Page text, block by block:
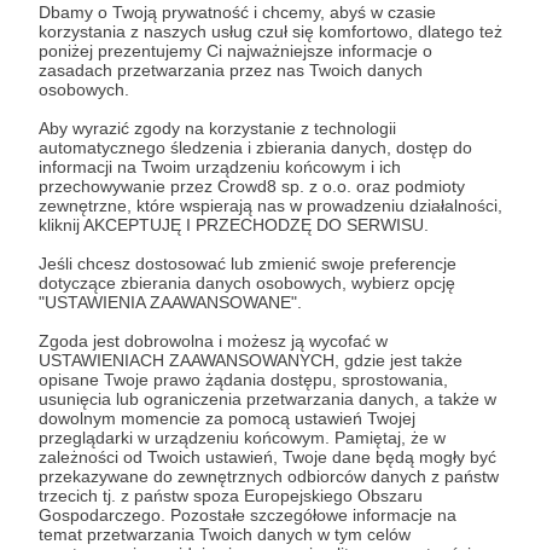
Dbamy o Twoją prywatność i chcemy, abyś w czasie
korzystania z naszych usług czuł się komfortowo, dlatego też
poniżej prezentujemy Ci najważniejsze informacje o
zasadach przetwarzania przez nas Twoich danych
osobowych.
Aby wyrazić zgody na korzystanie z technologii
automatycznego śledzenia i zbierania danych, dostęp do
informacji na Twoim urządzeniu końcowym i ich
przechowywanie przez Crowd8 sp. z o.o. oraz podmioty
zewnętrzne, które wspierają nas w prowadzeniu działalności,
kliknij AKCEPTUJĘ I PRZECHODZĘ DO SERWISU.
Jeśli chcesz dostosować lub zmienić swoje preferencje
dotyczące zbierania danych osobowych, wybierz opcję
"USTAWIENIA ZAAWANSOWANE".
Zgoda jest dobrowolna i możesz ją wycofać w
USTAWIENIACH ZAAWANSOWANYCH, gdzie jest także
opisane Twoje prawo żądania dostępu, sprostowania,
usunięcia lub ograniczenia przetwarzania danych, a także w
dowolnym momencie za pomocą ustawień Twojej
przeglądarki w urządzeniu końcowym. Pamiętaj, że w
zależności od Twoich ustawień, Twoje dane będą mogły być
przekazywane do zewnętrznych odbiorców danych z państw
trzecich tj. z państw spoza Europejskiego Obszaru
Gospodarczego. Pozostałe szczegółowe informacje na
temat przetwarzania Twoich danych w tym celów
Zostań Patronem
Zaloguj się
polecenia polecenia kulturalne Marcin Cichoński Cichy
Udostępnij
Radio 357
Zobacz profil autora